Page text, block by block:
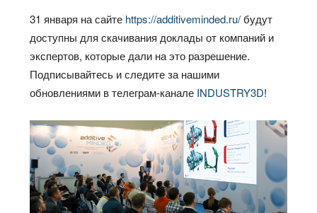
31 января на сайте https://additiveminded.ru/будут
доступны для скачивания доклады от компаний и
экспертов, которые дали на это разрешение.
Подписывайтесь и следите за нашими
обновлениями в телеграм-канале INDUSTRY3D!